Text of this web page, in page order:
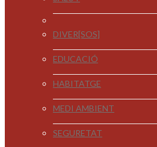
DIVER[SOS]
EDUCACIÓ
HABITATGE
MEDI AMBIENT
SEGURETAT